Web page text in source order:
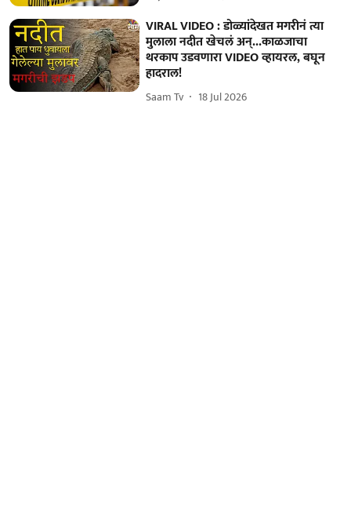
VIRAL VIDEO : डोळ्यांदेखत मगरीनं त्या
मुलाला नदीत खेचलं अन्...काळजाचा
थरकाप उडवणारा VIDEO व्हायरल, बघून
हादराल!
Saam Tv 18 Jul 2026